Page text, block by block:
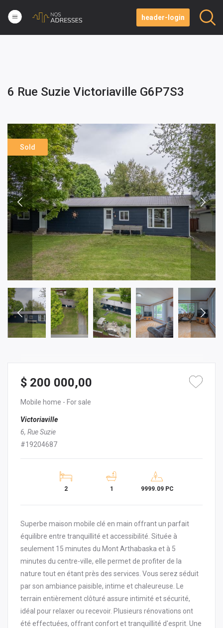
header-login
6 Rue Suzie Victoriaville G6P7S3
Sold
$ 200 000,00
Mobile home - For sale
Victoriaville
6, Rue Suzie
#19204687
2 1 9999.09 PC
Superbe maison mobile clé en main offrant un parfait
équilibre entre tranquillité et accessibilité. Située à
seulement 15 minutes du Mont Arthabaska et à 5
minutes du centre-ville, elle permet de profiter de la
nature tout en étant près des services. Vous serez séduit
par son ambiance paisible, intime et chaleureuse. Le
terrain entièrement clôturé assure intimité et sécurité,
idéal pour relaxer ou recevoir. Plusieurs rénovations ont
été effectuées, offrant confort et tranquillité d'esprit. Une